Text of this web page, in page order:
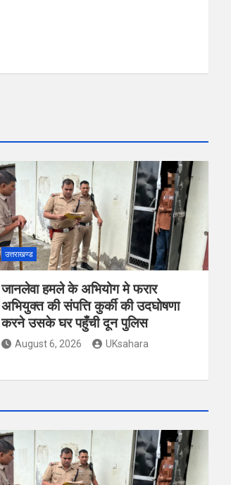
उत्तराखण्ड
जानलेवा हमले के अभियोग मे फरार
अभियुक्त की संपत्ति कुर्की की उदघोषणा
करने उसके घर पहुँची दून पुलिस
August 6, 2026 UKsahara